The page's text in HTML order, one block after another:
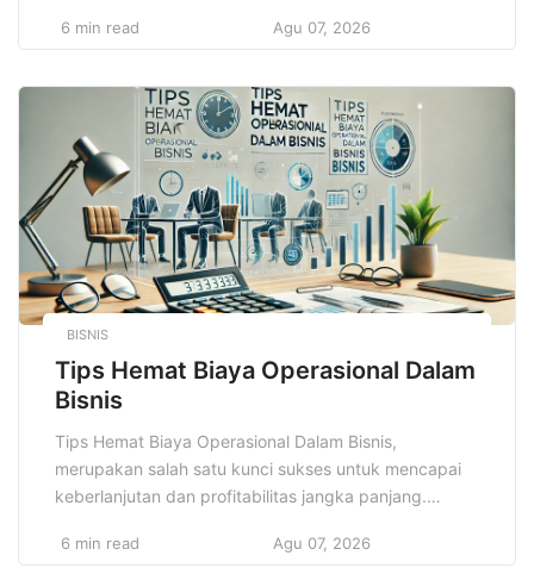
sangat relevan dalam dunia pendidikan, khususnya
persaingan yang semakin ketat, keterampilan ini
menjadi nilai tambah yang tak bisa diabaikan. […]
6 min read Agu 07, 2026
BISNIS
Tips Hemat Biaya Operasional Dalam
Bisnis
Tips Hemat Biaya Operasional Dalam Bisnis,
merupakan salah satu kunci sukses untuk mencapai
keberlanjutan dan profitabilitas jangka panjang.
besar, pasti memiliki biaya operasional yang harus
6 min read Agu 07, 2026